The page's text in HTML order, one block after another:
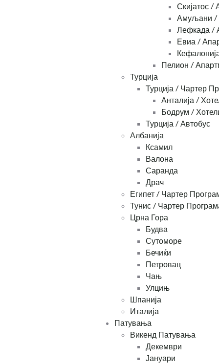
Скијатос /
Амуљани /
Лефкада /
Евиа /
Пелион /
Турција
Турција / Чартер
Анталија /
Бодрум /
Турција / Автобус
Албанија
Ксамил
Валона
Саранда
Драч
Египет / Чартер
Тунис / Чартер
Црна Гора
Будва
Сутоморе
Бечиќи
Петровац
Чањ
Улцињ
Шпанија
Италија
Патувања
Викенд Патувања
Декември
Јануари